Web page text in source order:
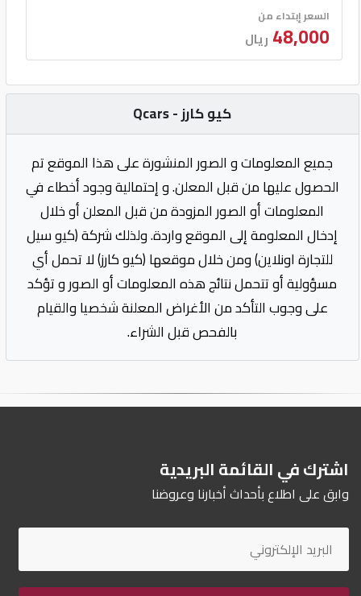
السعر إبتداء من
48,000 ريال
كيو كارز - Qcars
جميع المعلومات و الصور المنشورة على هذا الموقع تم
الحصول عليها من قبل المعلن. و إحتمالية وجود أخطاء في
المعلومات أو الصور المزودة من قبل المعلن أو خلال
إدخال المعلومة إلى الموقع واردة. ولذلك شركة (كيو سيل
للتجارة اونلاين) ومن خلال موقعها (كيو كارز) لا تحمل أي
مسؤولية أو تتحمل نتائج هذه المعلومات أو الصور و تؤكد
على وجوب التأكد من الأغراض المعلنة شخصيا والقيام
بالفحص قبل الشراء.
اشترك في القائمة البريدية
وابق على اطلاع بأحداث أخبارنا وعروضنا